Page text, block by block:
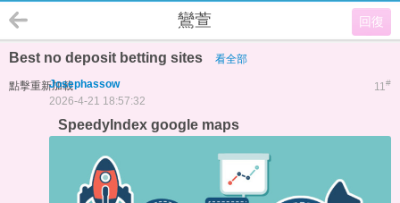
回復
鸞萱
Best no deposit betting sites 看全部
點擊重新加載 11#
Josephassow
2026-4-21 18:57:32
SpeedyIndex google maps